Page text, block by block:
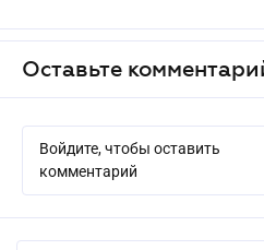
Оставьте
Войдите, чтобы оставить
комментарий